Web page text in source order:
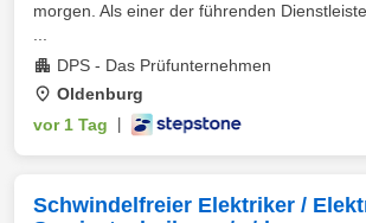
morgen. Als einer der führenden
DPS - Das Prüfunternehmen
Oldenburg
vor 1 Tag
Schwindelfreier Elektriker /